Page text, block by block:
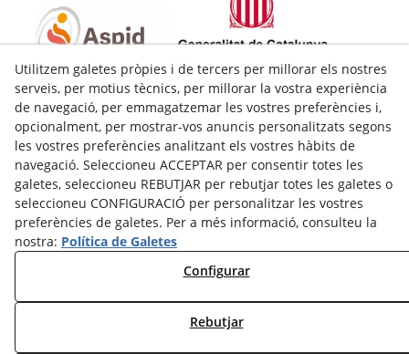
C/Bobalà. Baixos (Xamfrà amb c/Princep de Viana 34)
25008
Lleida(Lleida ) Espanya
973228980
aspid@aspid.cat
Avís Legal
Política de Cookies
Política de Privacitat
Utilitzem galetes pròpies i de tercers per millorar els nostres
serveis, per motius tècnics, per millorar la vostra experiència
de navegació, per emmagatzemar les vostres preferències i,
opcionalment, per mostrar-vos anuncis personalitzats segons
les vostres preferències analitzant els vostres hàbits de
navegació. Seleccioneu ACCEPTAR per consentir totes les
galetes, seleccioneu REBUTJAR per rebutjar totes les galetes o
seleccioneu CONFIGURACIÓ per personalitzar les vostres
preferències de galetes. Per a més informació, consulteu la
nostra: Política de Galetes
Configurar
Rebutjar